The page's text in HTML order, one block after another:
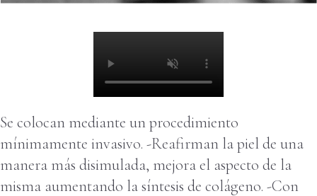
Se colocan mediante un procedimiento
mínimamente invasivo. -Reafirman la piel de una
manera más disimulada, mejora el aspecto de la
misma aumentando la síntesis de colágeno. -Con